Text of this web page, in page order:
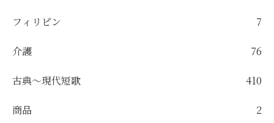
フィリピン 7
介護 76
古典～現代短歌 410
商品 2